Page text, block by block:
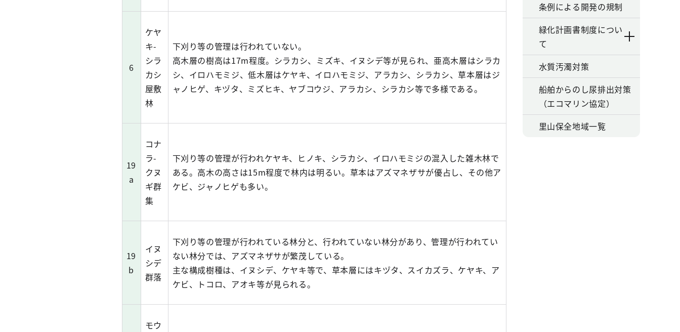
6
ケヤ
キ-
シラ
カシ
屋敷
林
下刈り等の管理は行われていない。
高木層の樹高は17m程度。シラカシ、ミズキ、イヌシデ等が見られ、亜高木層はシラカ
シ、イロハモミジ、低木層はケヤキ、イロハモミジ、アラカシ、シラカシ、草本層はジ
ャノヒゲ、キヅタ、ミズヒキ、ヤブコウジ、アラカシ、シラカシ等で多様である。
19
a
コナ
ラ-
クヌ
ギ群
集
下刈り等の管理が行われケヤキ、ヒノキ、シラカシ、イロハモミジの混入した雑木林で
ある。高木の高さは15m程度で林内は明るい。草本はアズマネザサが優占し、その他ア
ケビ、ジャノヒゲも多い。
19
b
イヌ
シデ
群落
下刈り等の管理が行われている林分と、行われていない林分があり、管理が行われてい
ない林分では、アズマネザサが繁茂している。
主な構成樹種は、イヌシデ、ケヤキ等で、草本層にはキヅタ、スイカズラ、ケヤキ、ア
ケビ、トコロ、アオキ等が見られる。
モウ
条例による開発の規制
緑化計画書制度につい
て
水質汚濁対策
船舶からのし尿排出対策
（エコマリン協定）
里山保全地域一覧